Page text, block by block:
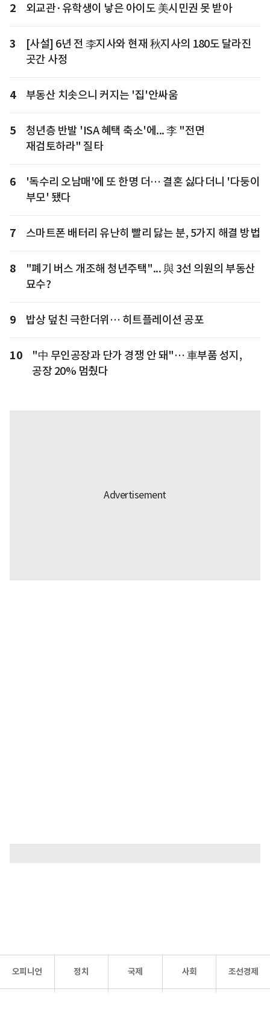
2 외교관·유학생이 낳은 아이도 美시민권 못 받아
3
[사설] 6년 전 李지사와 현재 秋지사의 180도 달라진
곳간 사정
4 부동산 치솟으니 커지는 '집'안싸움
5
청년층 반발 'ISA 혜택 축소'에... 李 "전면
재검토하라" 질타
6
'독수리 오남매'에 또 한명 더… 결혼 싫다더니 '다둥이
부모' 됐다
7 스마트폰 배터리 유난히 빨리 닳는 분, 5가지 해결 방법
8
"폐기 버스 개조해 청년주택"... 與 3선 의원의 부동산
묘수?
9 밥상 덮친 극한더위… 히트플레이션 공포
10
"中 무인공장과 단가 경쟁 안 돼"… 車부품 성지,
공장 20% 멈췄다
오피니언 정치 국제 사회 조선경제